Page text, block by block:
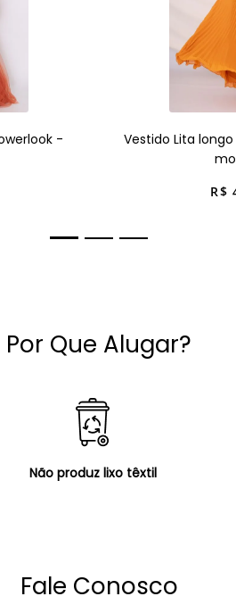
-
Vestido Lita
R$
Por Que Alugar?
Não produz lixo têxtil
Fale Conosco